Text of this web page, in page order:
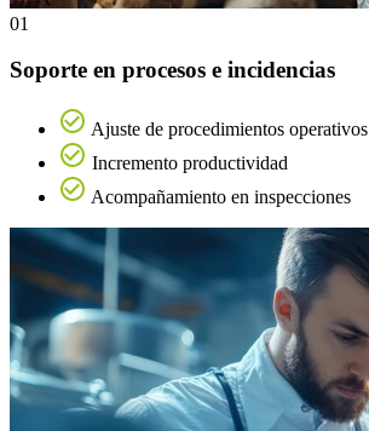
01
Soporte en procesos e incidencias
Ajuste de procedimientos operativos
Incremento productividad
Acompañamiento en inspecciones